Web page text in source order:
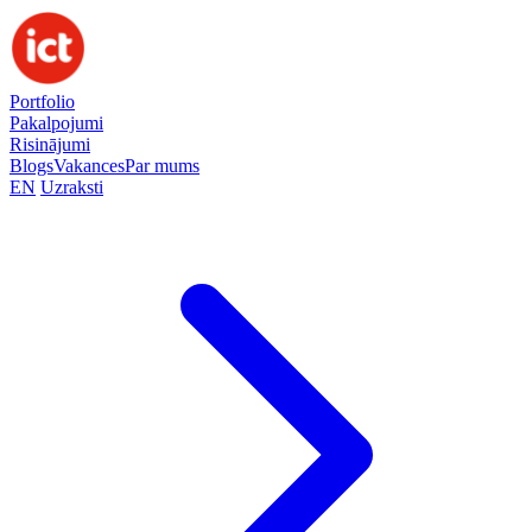
Portfolio
Pakalpojumi
Risinājumi
BlogsVakancesPar mums
EN Uzraksti